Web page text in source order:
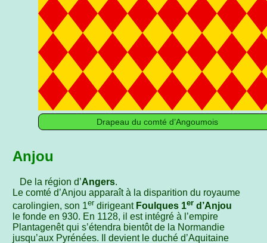
Drapeau du comté d’Angoumois
Anjou
De la région d’Angers.
Le comté d’Anjou apparaît à la disparition du royaume
carolingien, son 1er dirigeant Foulques 1er d’Anjou
le fonde en 930. En 1128, il est intégré à l’empire
Plantagenêt qui s’étendra bientôt de la Normandie
jusqu’aux Pyrénées. Il devient le duché d’Aquitaine